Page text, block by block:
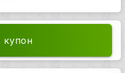
купон